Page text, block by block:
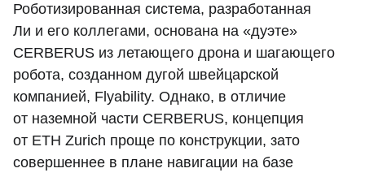
Роботизированная система, разработанная
Ли и его коллегами, основана на «дуэте»
CERBERUS из летающего дрона и шагающего
робота, созданном дугой швейцарской
компанией, Flyability. Однако, в отличие
от наземной части CERBERUS, концепция
от ETH Zurich проще по конструкции, зато
совершеннее в плане навигации на базе